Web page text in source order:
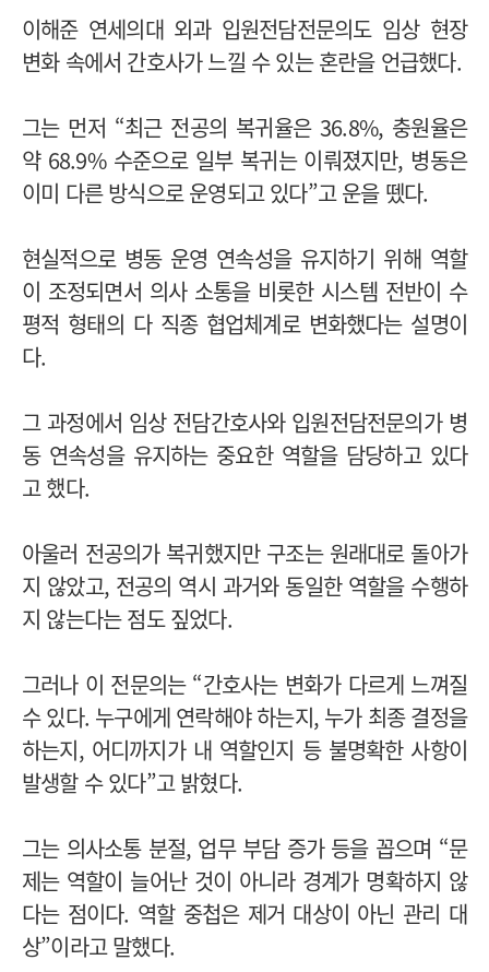
이해준 연세의대 외과 입원전담전문의도 임상 현장
변화 속에서 간호사가 느낄 수 있는 혼란을 언급했다.
그는 먼저 “최근 전공의 복귀율은 36.8%, 충원율은
약 68.9% 수준으로 일부 복귀는 이뤄졌지만, 병동은
이미 다른 방식으로 운영되고 있다”고 운을 뗐다.
현실적으로 병동 운영 연속성을 유지하기 위해 역할
이 조정되면서 의사 소통을 비롯한 시스템 전반이 수
평적 형태의 다 직종 협업체계로 변화했다는 설명이
다.
그 과정에서 임상 전담간호사와 입원전담전문의가 병
동 연속성을 유지하는 중요한 역할을 담당하고 있다
고 했다.
아울러 전공의가 복귀했지만 구조는 원래대로 돌아가
지 않았고, 전공의 역시 과거와 동일한 역할을 수행하
지 않는다는 점도 짚었다.
그러나 이 전문의는 “간호사는 변화가 다르게 느껴질
수 있다. 누구에게 연락해야 하는지, 누가 최종 결정을
하는지, 어디까지가 내 역할인지 등 불명확한 사항이
발생할 수 있다”고 밝혔다.
그는 의사소통 분절, 업무 부담 증가 등을 꼽으며 “문
제는 역할이 늘어난 것이 아니라 경계가 명확하지 않
다는 점이다. 역할 중첩은 제거 대상이 아닌 관리 대
상”이라고 말했다.